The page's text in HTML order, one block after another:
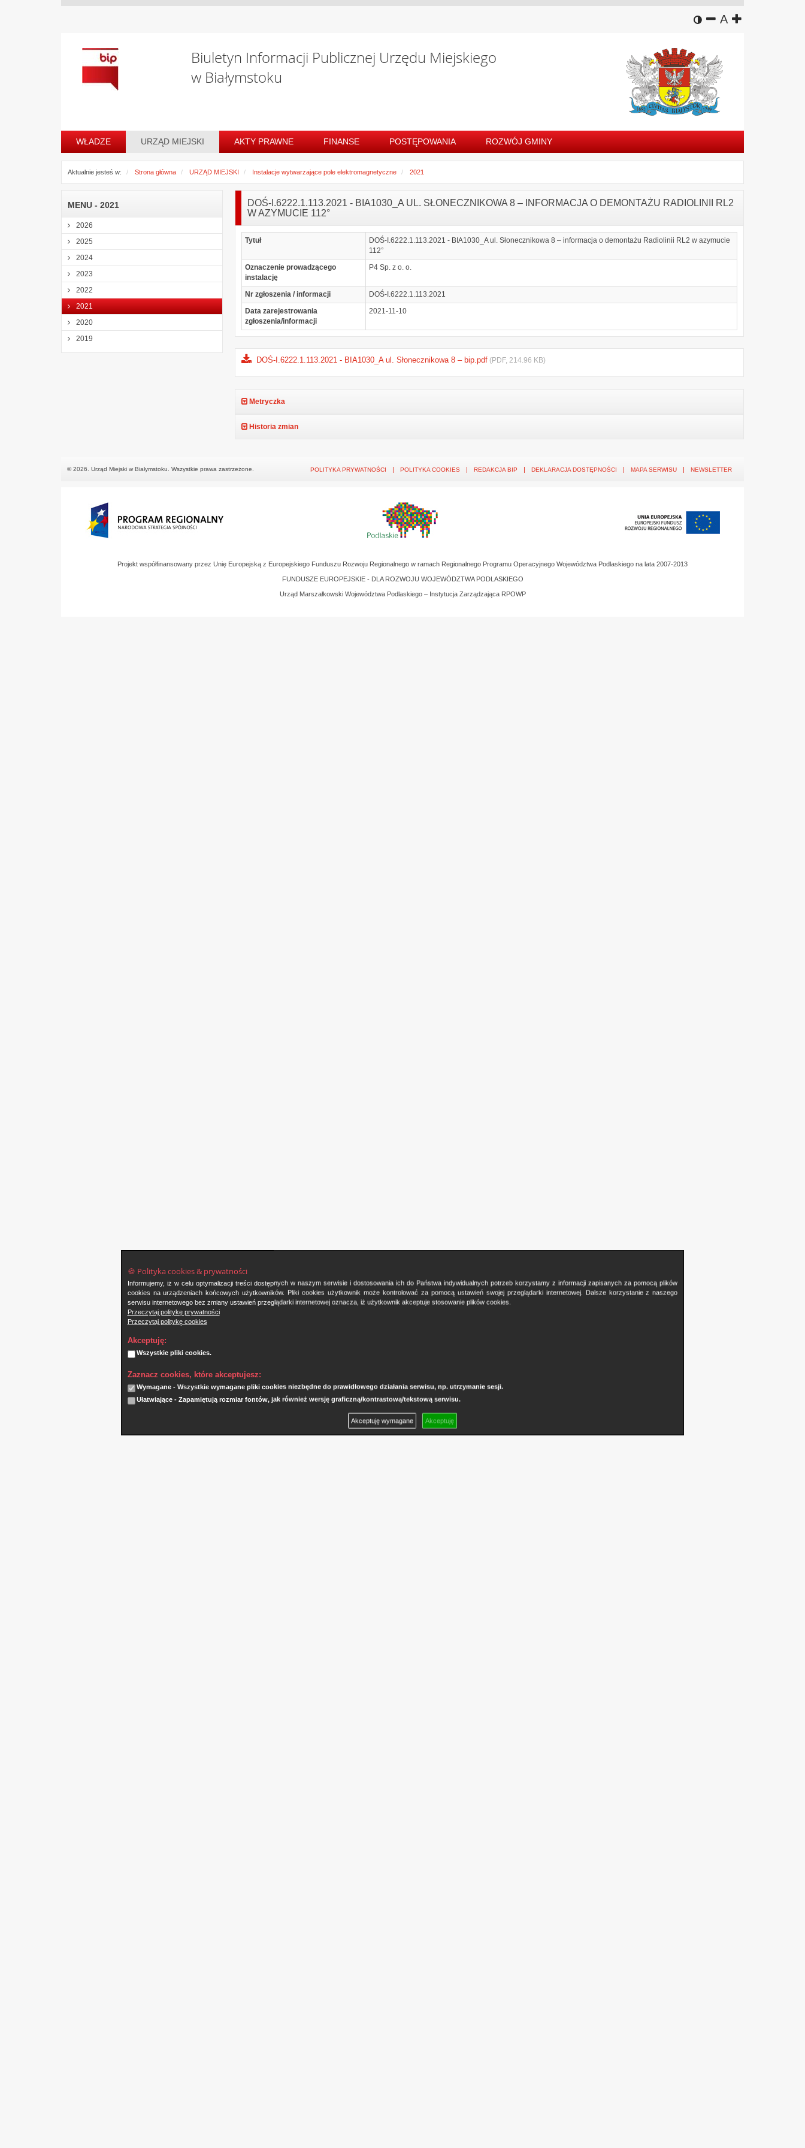
🍪 Polityka cookies & prywatności
Informujemy, iż w celu optymalizacji treści dostępnych w naszym serwisie i dostosowania ich do Państwa indywidualnych potrzeb korzystamy z informacji zapisanych za pomocą plików
cookies na urządzeniach końcowych użytkowników. Pliki cookies użytkownik może kontrolować za pomocą ustawień swojej przeglądarki internetowej. Dalsze korzystanie z naszego
serwisu internetowego bez zmiany ustawień przeglądarki internetowej oznacza, iż użytkownik akceptuje stosowanie plików cookies.
Przeczytaj politykę prywatności
Przeczytaj politykę cookies
Akceptuję:
Wszystkie pliki cookies.
Zaznacz cookies, które akceptujesz:
Wymagane - Wszystkie wymagane pliki cookies niezbędne do prawidłowego działania serwisu, np. utrzymanie sesji.
Ułatwiające - Zapamiętują rozmiar fontów, jak również wersję graficzną/kontrastową/tekstową serwisu.
Akceptuję wymagane Akceptuję
wersja kontrastowa
zmniejsz
Adomyślny
zwiększ
Biuletyn Informacji Publicznej Urzędu Miejskiego
w Białymstoku
WŁADZE URZĄD MIEJSKI AKTY PRAWNE FINANSE POSTĘPOWANIA ROZWÓJ GMINY
Aktualnie jesteś w: Strona główna URZĄD MIEJSKI Instalacje wytwarzające pole elektromagnetyczne 2021
MENU - 2021
2026
2025
2024
2023
2022
2021
2020
2019
DOŚ-I.6222.1.113.2021 - BIA1030_A UL. SŁONECZNIKOWA 8 – INFORMACJA O DEMONTAŻU RADIOLINII RL2
W AZYMUCIE 112°
Tytuł
DOŚ-I.6222.1.113.2021 - BIA1030_A ul. Słonecznikowa 8 – informacja o demontażu Radiolinii RL2 w azymucie
112°
Oznaczenie prowadzącego
instalację
P4 Sp. z o. o.
Nr zgłoszenia / informacji
DOŚ-I.6222.1.113.2021
Data zarejestrowania
zgłoszenia/informacji
2021-11-10
DOŚ-I.6222.1.113.2021 - BIA1030_A ul. Słonecznikowa 8 – bip.pdf (PDF, 214.96 KB)
Metryczka
Historia zmian
© 2026. Urząd Miejski w Białymstoku. Wszystkie prawa zastrzeżone. POLITYKA PRYWATNOŚCI POLITYKA COOKIES REDAKCJA BIP DEKLARACJA DOSTĘPNOŚCI MAPA SERWISU NEWSLETTER
Projekt współfinansowany przez Unię Europejską z Europejskiego Funduszu Rozwoju Regionalnego w ramach Regionalnego Programu Operacyjnego Województwa Podlaskiego na lata 2007-2013
FUNDUSZE EUROPEJSKIE - DLA ROZWOJU WOJEWÓDZTWA PODLASKIEGO
Urząd Marszałkowski Województwa Podlaskiego – Instytucja Zarządzająca RPOWP